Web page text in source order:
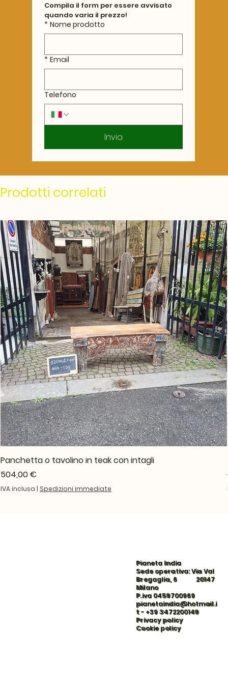
Compila il form per essere avvisato
quando varia il prezzo!
* Nome prodotto
* Email
Telefono
Invia
Prodotti correlati
Panchetta o tavolino in teak con intagli
Prezzo
504,00 €
IVA inclusa | Spedizioni immediate
Pianeta India
Sede operativa: Via Val
Bregaglia, 6 20147
Milano
P.iva 0459700969
pianetaindia@hotmail.i
t- +39 3472200149
Privacy policy
Cookie policy